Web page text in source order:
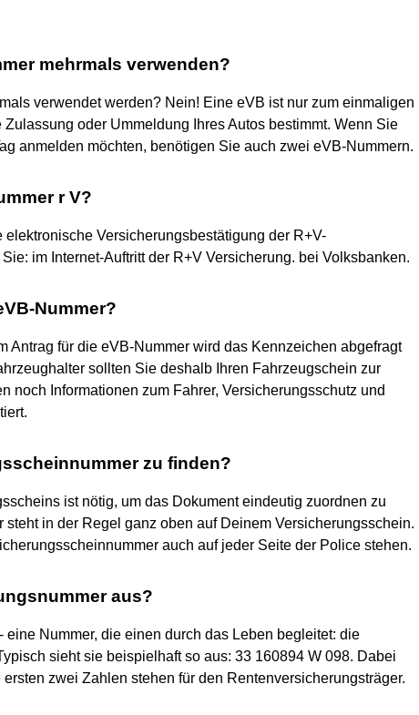
mehrmals verwenden?
verwendet werden? Nein! Eine eVB ist nur zum einmaligen
oder Ummeldung Ihres Autos bestimmt. Wenn Sie
anmelden möchten, benötigen Sie auch zwei eVB-Nummern.
r V?
Versicherungsbestätigung der R+V-
im Internet-Auftritt der R+V Versicherung. bei Volksbanken.
Nummer?
Antrag für die eVB-Nummer wird das Kennzeichen abgefragt
sollten Sie deshalb Ihren Fahrzeugschein zur
noch Informationen zum Fahrer, Versicherungsschutz und
zu finden?
ist nötig, um das Dokument eindeutig zuordnen zu
in der Regel ganz oben auf Deinem Versicherungsschein.
auch auf jeder Seite der Police stehen.
aus?
eine Nummer, die einen durch das Leben begleitet: die
sieht sie beispielhaft so aus: 33 160894 W 098. Dabei
zwei Zahlen stehen für den Rentenversicherungsträger.